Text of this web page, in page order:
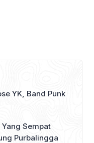
YK, Band Punk
Sempat
Purbalingga